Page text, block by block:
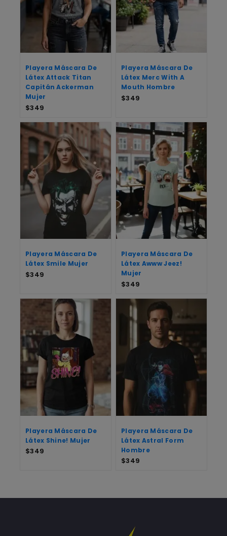
Playera Máscara De
Látex Attack Titan
Capitán Ackerman
Mujer
$349
Playera Máscara De
Látex Merc With A
Mouth Hombre
$349
Playera Máscara De
Látex Smile Mujer
$349
Playera Máscara De
Látex Awww Jeez!
Mujer
$349
Playera Máscara De
Látex Shine! Mujer
$349
Playera Máscara De
Látex Astral Form
Hombre
$349